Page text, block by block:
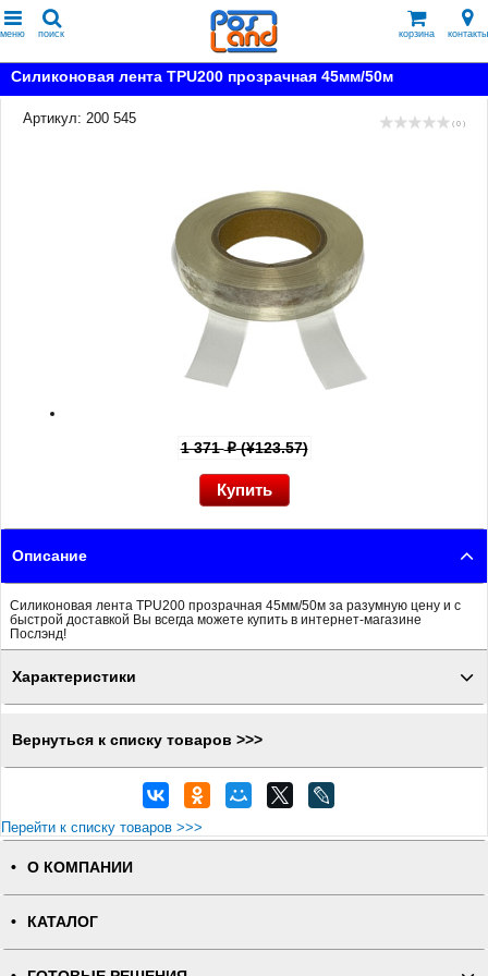
меню поиск корзина контакты
Силиконовая лента TPU200 прозрачная 45мм/50м
Артикул: 200 545 ( 0 )
1 371p(¥123.57)
Описание
Силиконовая лента TPU200 прозрачная 45мм/50м за разумную цену и с
быстрой доставкой Вы всегда можете купить в интернет-магазине
Послэнд!
Характеристики
Вернуться к списку товаров >>>
Перейти к списку товаров >>>
О КОМПАНИИ
КАТАЛОГ